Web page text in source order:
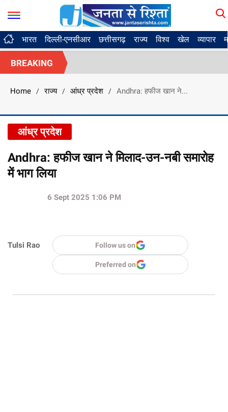
भारत दिल्ली-एनसीआर छत्तीसगढ़ राज्य विश्व खेल व्यापार
BREAKING
Home / राज्य / आंध्र प्रदेश / Andhra: हफीज खान ने...
आंध्र प्रदेश
Andhra: हफीज खान ने मिलाद-उन-नबी समारोह
में भाग लिया
Tulsi Rao
6 Sept 2025 1:06 PM
Follow us on
Preferred on